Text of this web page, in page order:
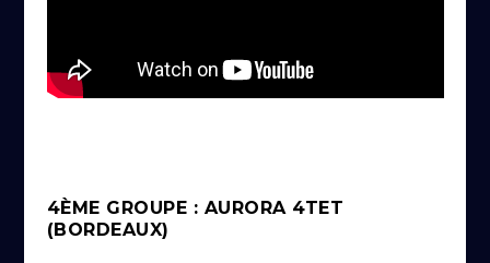
4ÈME GROUPE : AURORA 4TET
(BORDEAUX)